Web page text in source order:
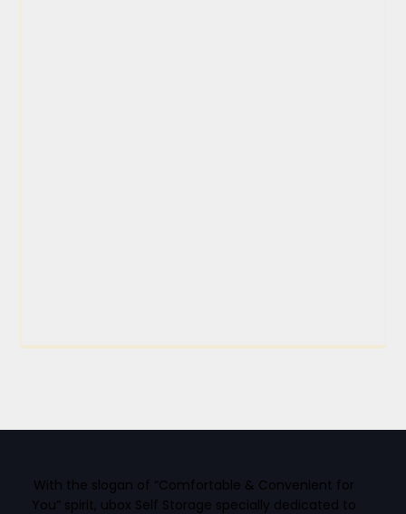
With the slogan of “Comfortable & Convenient for
You” spirit, ubox Self Storage specially dedicated to